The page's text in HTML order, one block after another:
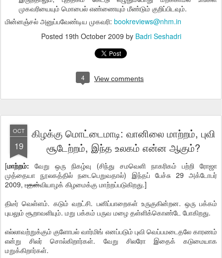
முகவரியையும் மொபைல் எண்ணையும் மீண்டும் குறிப்பிடவும்.
மின்னஞ்சல் அனுப்பவேண்டிய முகவரி: bookreviews@nhm.in
Posted 19th October 2009 by Badri Seshadri
4 View comments
OCT
19
கிழக்கு மொட்டைமாடி: வானிலை மாற்றம், புவி
சூடேற்றம், இந்த உலகம் என்ன ஆகும்?
[மாற்றம்: வேறு ஒரு நிகழ்வு (சிந்து சமவெளி நாகரிகம் பற்றி ரோஜா
முத்தையா நூலகத்தில் நடைபெறுவதால்) இந்தப் பேச்சு 29 அக்டோபர்
2009, புதன்வியாழக் கிழமைக்கு மாற்றப்படுகிறது.]
திடீர் வெள்ளம். கடும் வறட்சி. பனிப்பாறைகள் உருகுகின்றன. ஒரு பக்கம்
புயலும் சூறாவளியும். மறு பக்கம் பருவ மழை தள்ளிக்கொண்டே போகிறது.
எல்லாவற்றுக்கும் குளோபல் வார்மிங் எனப்படும் புவி வெப்பமடைதலே காரணம்
என்று சிலர் சொல்கிறார்கள். வேறு சிலரோ இதைக் கடுமையாக
மறுக்கிறார்கள்.